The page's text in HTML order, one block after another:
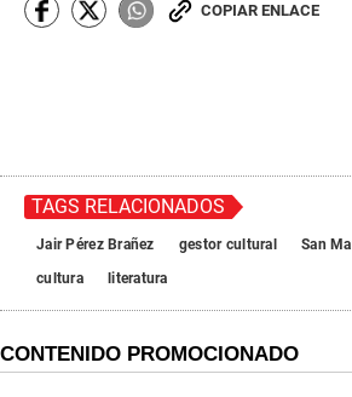
COPIAR ENLACE
TAGS RELACIONADOS
Jair Pérez Brañez gestor cultural San
cultura
literatura